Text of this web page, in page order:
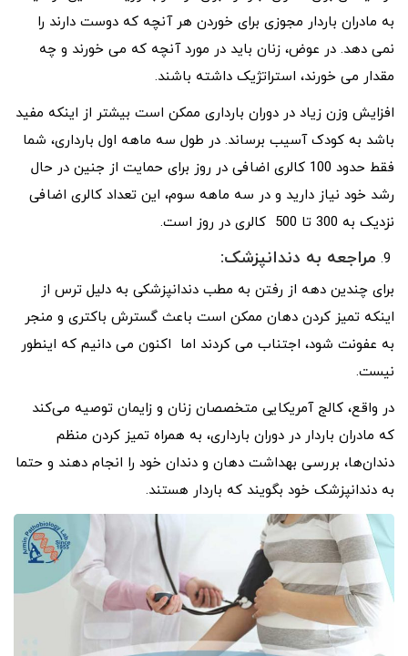
به مادران باردار مجوزی برای خوردن هر آنچه که دوست دارند را
نمی دهد. در عوض، زنان باید در مورد آنچه که می خورند و چه
مقدار می خورند، استراتژیک داشته باشند.
افزایش وزن زیاد در دوران بارداری ممکن است بیشتر از اینکه مفید
باشد به کودک آسیب برساند. در طول سه ماهه اول بارداری، شما
فقط حدود 100 کالری اضافی در روز برای حمایت از جنین در حال
رشد خود نیاز دارید و در سه ماهه سوم، این تعداد کالری اضافی
نزدیک به 300 تا 500 کالری در روز است.
مراجعه به دندانپزشک:
برای چندین دهه از رفتن به مطب دندانپزشکی به دلیل ترس از
اینکه تمیز کردن دهان ممکن است باعث گسترش باکتری و منجر
به عفونت شود، اجتناب می کردند اما اکنون می دانیم که اینطور
نیست.
در واقع، کالج آمریکایی متخصصان زنان و زایمان توصیه می‌کند
که مادران باردار در دوران بارداری، به همراه تمیز کردن منظم
دندان‌ها، بررسی بهداشت دهان و دندان خود را انجام دهند و حتما
به دندانپزشک خود بگویند که باردار هستند.